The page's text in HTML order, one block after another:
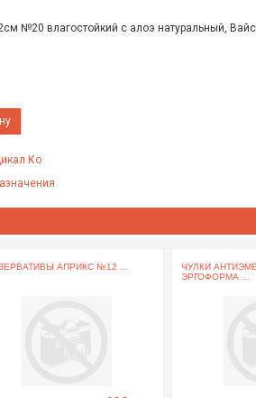
№20 влагостойкий с алоэ натуральный,
Ко
АПРИКС №12 ...
ЧУЛКИ
ЭРГОФОРМА ...